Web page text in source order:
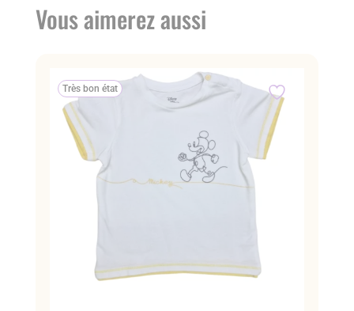
Vous aimerez aussi
Très bon état